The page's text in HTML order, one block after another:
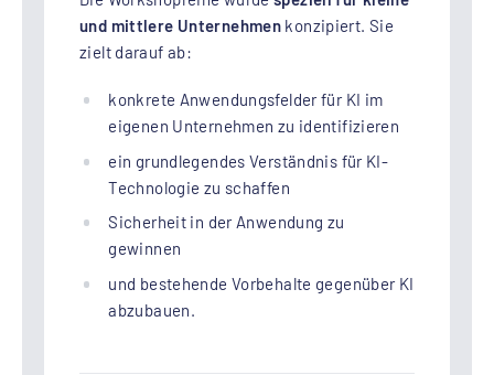
und mittlere Unternehmen konzipiert. Sie
zielt darauf ab:
konkrete Anwendungsfelder für KI im
eigenen Unternehmen zu identifizieren
ein grundlegendes Verständnis für KI-
Technologie zu schaffen
Sicherheit in der Anwendung zu
gewinnen
und bestehende Vorbehalte gegenüber KI
abzubauen.